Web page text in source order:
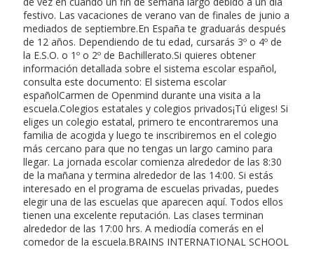
festivo. Las vacaciones de verano van de finales de junio a
mediados de septiembre.En España te graduarás después
de 12 años. Dependiendo de tu edad, cursarás 3º o 4º de
la E.S.O. o 1º o 2º de Bachillerato.Si quieres obtener
información detallada sobre el sistema escolar español,
consulta este documento: El sistema escolar
españolCarmen de Openmind durante una visita a la
escuela.Colegios estatales y colegios privados¡Tú eliges! Si
eliges un colegio estatal, primero te encontraremos una
familia de acogida y luego te inscribiremos en el colegio
más cercano para que no tengas un largo camino para
llegar. La jornada escolar comienza alrededor de las 8:30
de la mañana y termina alrededor de las 14:00. Si estás
interesado en el programa de escuelas privadas, puedes
elegir una de las escuelas que aparecen aquí. Todos ellos
tienen una excelente reputación. Las clases terminan
alrededor de las 17:00 hrs. A mediodía comerás en el
comedor de la escuela.BRAINS INTERNATIONAL SCHOOL